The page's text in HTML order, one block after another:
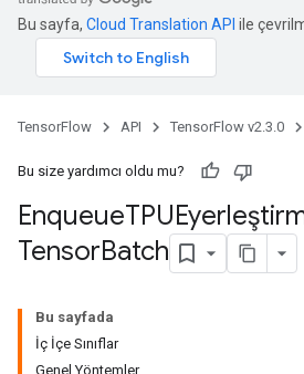
Bu sayfa, Cloud Translation API ile
TensorFlow API TensorFlow v2.3.0
Bu size yardımcı oldu mu?
Enqueue
TensorBatch
Bu sayfada
İç İçe Sınıflar
Genel Yöntemler